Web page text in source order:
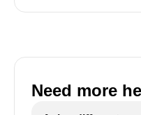
Need more